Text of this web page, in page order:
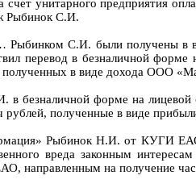
счет унитарного предприятия
Рыбинок С.И.
Рыбинком С.И. были получены
перевод в безналичной
полученных в виде дохода ООО
безналичной форме на
полученные в виде
Рыбинок Н.И. от КУГИ
вреда законным
направленным на получение